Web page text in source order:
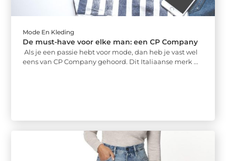
Mode En Kleding
De must-have voor elke man: een CP Company
Als je een passie hebt voor mode, dan heb je vast wel
eens van CP Company gehoord. Dit Italiaanse merk ...